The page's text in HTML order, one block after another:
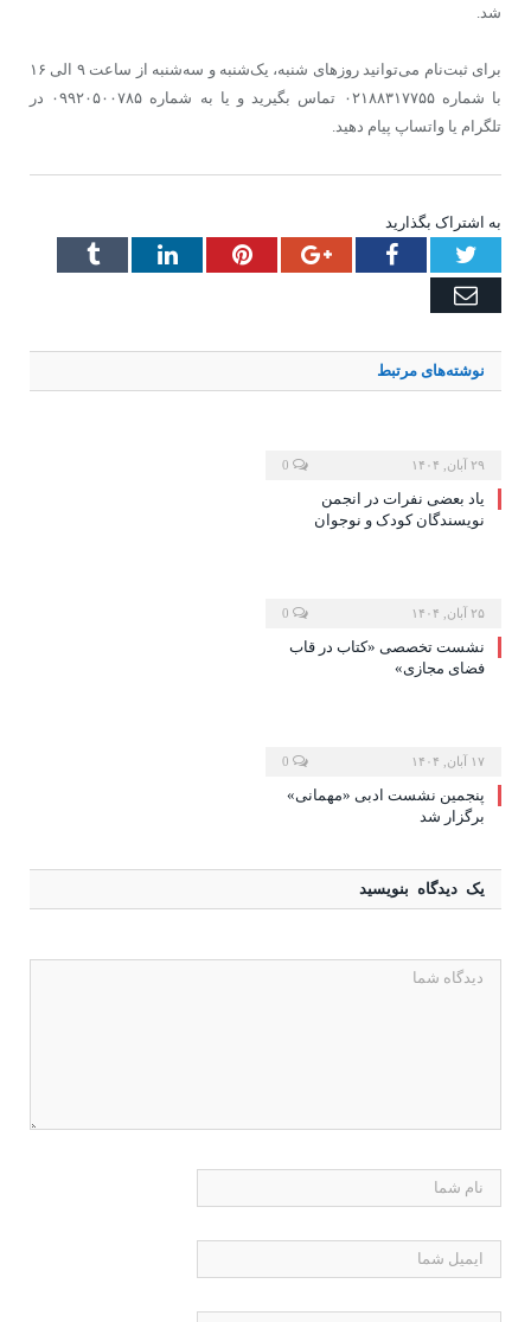
شد.
برای ثبت‌نام می‌توانید روزهای شنبه، یک‌شنبه و سه‌شنبه از ساعت ۹ الی ۱۶
با شماره ۰۲۱۸۸۳۱۷۷۵۵ تماس بگیرید و یا به شماره ۰۹۹۲۰۵۰۰۷۸۵ در
تلگرام یا واتساپ پیام دهید.
به اشتراک بگذارید
Twitter
Facebook
Google+
Pinterest
LinkedIn
Tumblr
Email
نوشته‌های مرتبط
۲۹ آبان, ۱۴۰۴
یاد بعضی نفرات در انجمن
نویسندگان کودک و نوجوان
۲۵ آبان, ۱۴۰۴
نشست تخصصی «کتاب در قاب
فضای مجازی»
۱۷ آبان, ۱۴۰۴
پنجمین نشست ادبی «مهمانی»
برگزار شد
یک دیدگاه بنویسید